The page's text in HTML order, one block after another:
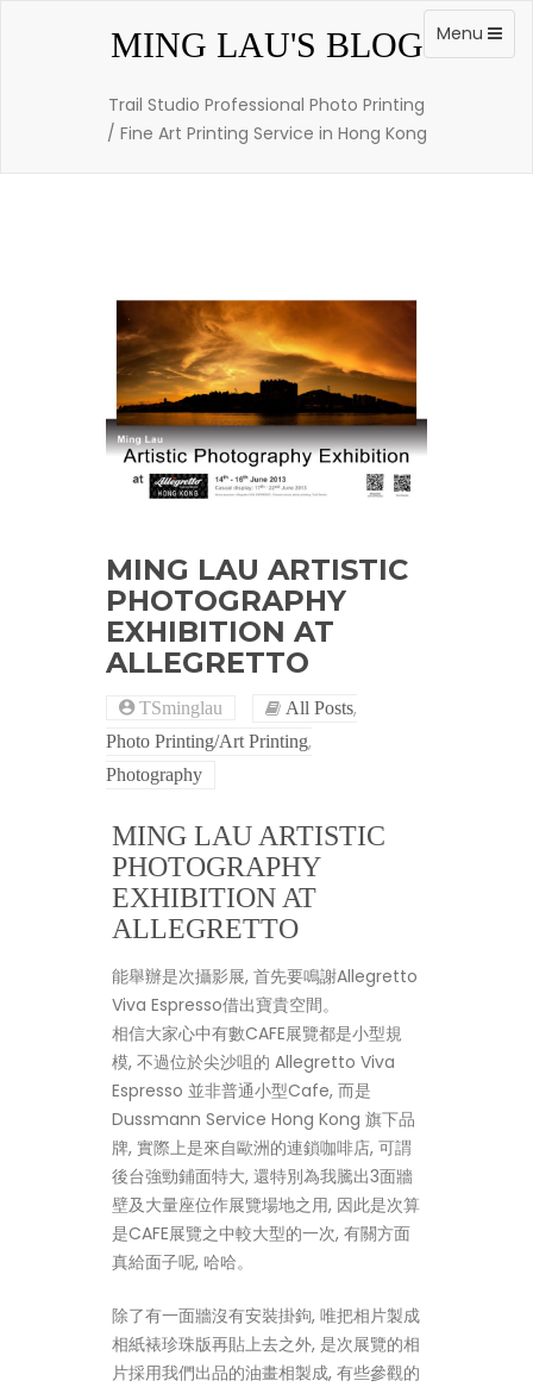
MING LAU'S BLOG
Trail Studio Professional Photo Printing
/ Fine Art Printing Service in Hong Kong
Toggle
navigation
Menu
MING LAU ARTISTIC
PHOTOGRAPHY
EXHIBITION AT
ALLEGRETTO
TSminglau All Posts,
Photo Printing/Art Printing,
Photography
MING LAU ARTISTIC
PHOTOGRAPHY
EXHIBITION AT
ALLEGRETTO
能舉辦是次攝影展, 首先要鳴謝Allegretto
Viva Espresso借出寶貴空間。
相信大家心中有數CAFE展覽都是小型規
模, 不過位於尖沙咀的 Allegretto Viva
Espresso 並非普通小型Cafe, 而是
Dussmann Service Hong Kong 旗下品
牌, 實際上是來自歐洲的連鎖咖啡店, 可謂
後台強勁鋪面特大, 還特別為我騰出3面牆
壁及大量座位作展覽場地之用, 因此是次算
是CAFE展覽之中較大型的一次, 有關方面
真給面子呢, 哈哈。
除了有一面牆沒有安裝掛鉤, 唯把相片製成
相紙裱珍珠版再貼上去之外, 是次展覽的相
片採用我們出品的油畫相製成, 有些參觀的